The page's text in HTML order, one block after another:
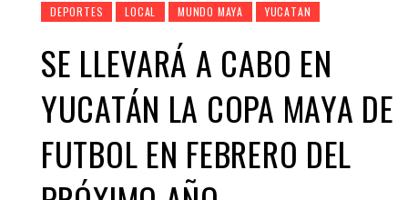
DEPORTES LOCAL MUNDO MAYA YUCATAN
SE LLEVARÁ A CABO EN
YUCATÁN LA COPA MAYA DE
FUTBOL EN FEBRERO DEL